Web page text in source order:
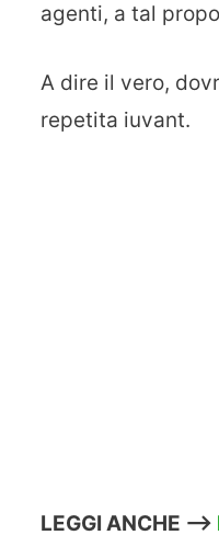
agenti, a tal
A dire il vero,
repetita iuvant.
LEGGI ANCHE –>